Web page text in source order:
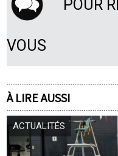
POUR
VOUS
À LIRE AUSSI
ACTUALITÉS